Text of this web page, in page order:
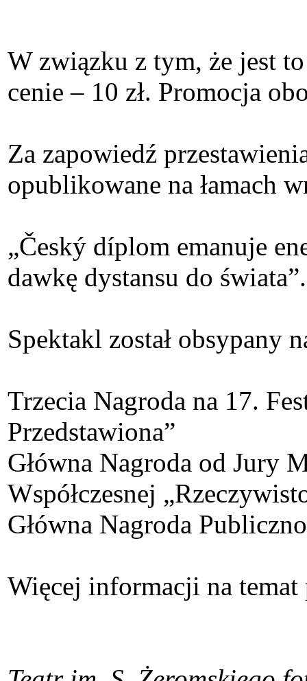
W związku z tym, że jest
cenie – 10 zł. Promocja
Za zapowiedź
opublikowane na łamach
„Český díplom emanuje
dawkę dystansu do świata”.
Spektakl został obsypany
Trzecia Nagroda na 17.
Przedstawiona”
Główna Nagroda od Jury
Współczesnej
Główna Nagroda
Więcej informacji na